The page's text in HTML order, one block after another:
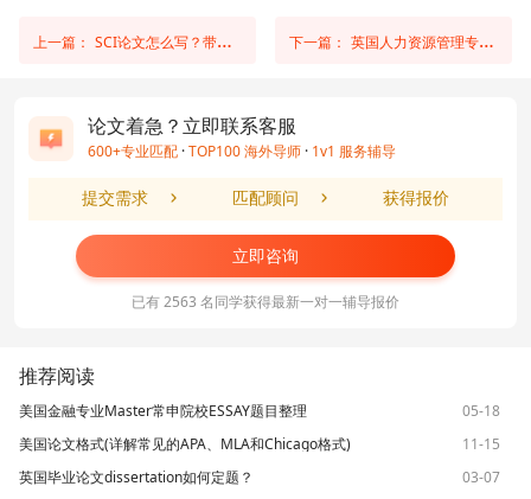
上一篇： SCI论文怎么写？带你了解SCI论文写作方法！ 下一篇： 英国人力资源管理专业论文怎么写？
论文着急？立即联系客服
600+专业匹配 ·TOP100 海外导师 · 1v1 服务辅导
提交需求 匹配顾问 获得报价
立即咨询
已有 2563 名同学获得最新一对一辅导报价
推荐阅读
美国金融专业Master常申院校ESSAY题目整理
05-18
美国论文格式(详解常见的APA、MLA和Chicago格式)
11-15
英国毕业论文dissertation如何定题？
03-07